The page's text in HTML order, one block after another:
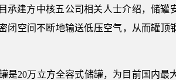
承建方中核五公司相关人士介绍，储
闭空间不断地输送低压空气，从而罐
是20万立方全容式储罐，为目前国内最